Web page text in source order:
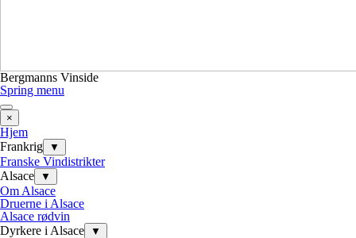
Bergmanns Vinside
Spring menu
×
Hjem
Frankrig
▼
Franske Vindistrikter
Alsace
▼
Om Alsace
Druerne i Alsace
Alsace rødvin
Dyrkere i Alsace
▼